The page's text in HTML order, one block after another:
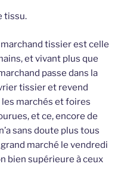
tissu.
tissier est celle
et vivant plus que
passe dans la
tissier et revend
marchés et foires
et ce, encore de
sans doute plus tous
marché le vendredi
bien supérieure à ceux